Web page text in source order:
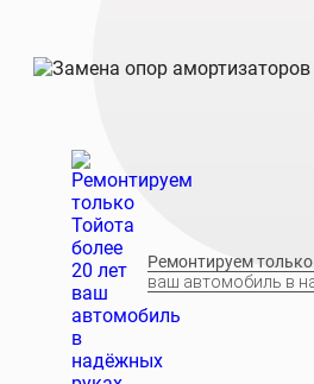
Ремонтируем
ваш автомобиль в